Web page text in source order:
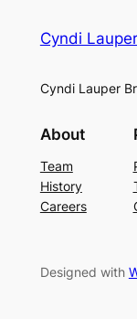
Cyndi
Cyndi Lauper
About
Team
History
Careers
Designed with